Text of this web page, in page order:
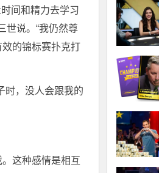
间和精力去学习
世说。“我仍然尊
的锦标赛扑克打
时，没人会跟我的
这种感情是相互